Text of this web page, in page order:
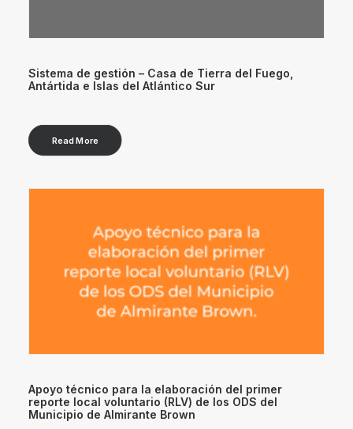
Sistema de gestión – Casa de Tierra del Fuego,
Antártida e Islas del Atlántico Sur
Read More
Apoyo técnico para la elaboración del primer
reporte local voluntario (RLV) de los ODS del
Municipio de Almirante Brown